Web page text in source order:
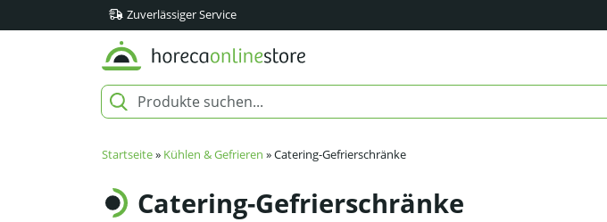
Zuverlässiger Service
Startseite» Kühlen & Gefrieren »Catering-Gefrierschränke
Catering-Gefrierschränke